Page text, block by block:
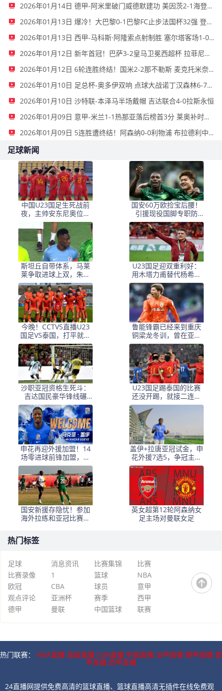
2026年01月14日 德甲-阿米里破门威德默建功 美因茨2-1海登海姆
2026年01月13日 爆冷！大巴黎0-1巴黎FC止步法国杯32强 登贝莱失单刀埃梅里中框
2026年01月13日 西甲-马科斯·阿隆索点射制胜 塞尔塔客场1-0塞维利亚
2026年01月12日 新年首冠！巴萨3-2皇马卫冕西超杯 拉菲尼亚双响维尼修斯一条龙
2026年01月12日 6轮连胜终结！国米2-2那不勒斯 麦克托米奈双响恰20点射孔蒂染红
2026年01月10日 足总杯-奥多伊双响 点球大战诺丁汉森林6-7雷克瑟姆
2026年01月10日 沙特联-本泽马半场戴帽 吉达联合4-0拉斯永恒
2026年01月09日 意甲-米兰1-1热那亚落后榜首3分 莱奥补时绝平普利西奇进球被吹
2026年01月09日 5连胜遭终结！阿森纳0-0利物浦 布拉德利中框+伤退因卡皮耶伤退
足球新闻
中国U23国足生死战前
夜，主帅安东尼奥位置
悬疑，三名悍将火线归
队
国安60万欧捡宝后腰！
引援现役国脚专职防
守，最近就将入队
斯坦丘自带体系，马莱
莱争取进球上双，朱鹏
宇竞争主力，大连变国
脚基地
U23国足迎双重利好：
用木塔力甫替代杨希，
蒯纪闻首发，拿下泰国
直接小组出线
今晚！CCTV5直播U23
国足VS泰国，打平就出
线的世界性难题又来
了！毛伟杰能否出战
鲁能锋霸已经来到重庆
铜梁龙冬训，曾在亚冠
进球表现不俗，值得期
待
沙职亚冠资格生死斗：
吉达国民豪华锋线碾
压？布赖代合作客场破
局难
U23国足踢泰国的比赛
还没开踢，就接二连三
收到喜讯，亚足联确认
申花再迎外援加盟！14
场零进球前锋加盟，阿
马杜或亚冠后告别球队
盖伊+拉唐亚冠试金，申
花外援7选5，争冠主力
框架成型 后腰有隐患
国安新援存隐忧！参加
海外拉练和亚冠比赛有
英女超第12轮阿森纳女
足主场对曼联女足
热门标签
足球 消息资讯 比赛集锦
比赛
比赛录像
1 篮球
NBA
欧冠
CBA 球员
意甲
观点评论
亚洲杯 赛季
西甲
德甲
曼联 中国篮球 联赛
热门联赛： NBA直播 英超直播 CBA直播 中超直播 法甲直播 德甲直播 意
甲直播 西甲直播
24直播网提供免费高清的篮球直播、篮球直播高清无插件在线免费观